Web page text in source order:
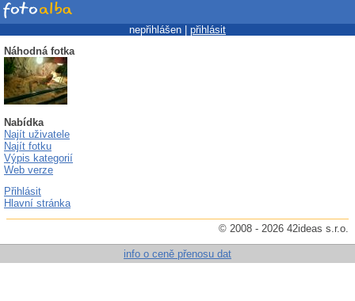
nepřihlášen | přihlásit
Náhodná fotka
Nabídka
Najít uživatele
Najít fotku
Výpis kategorií
Web verze
Přihlásit
Hlavní stránka
© 2008 - 2026 42ideas s.r.o.
info o ceně přenosu dat